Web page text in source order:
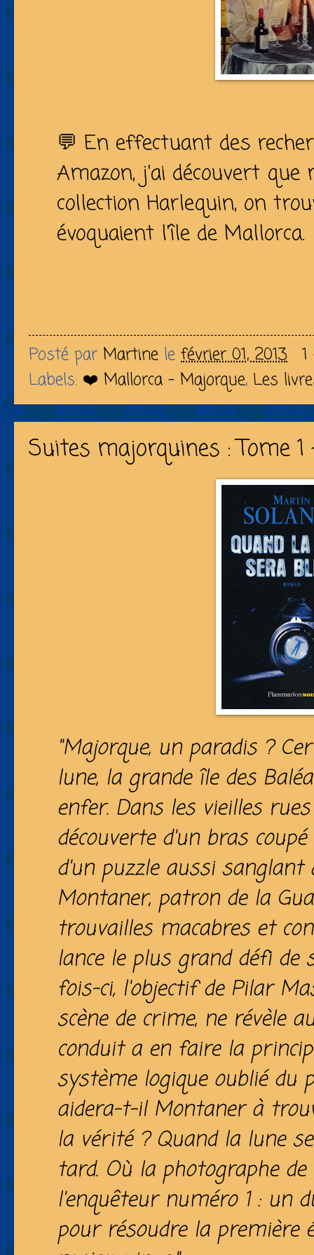
💬 En effectuant des
Amazon, j'ai découvert que
collection Harlequin, on
évoquaient l'île de Mallorca.
Posté par Martine le février 01, 2013
Labels: ❤️ Mallorca - Majorque, Les
Suites majorquines : Tome
"Majorque, un paradis ?
lune, la grande île des
enfer. Dans les vieilles
découverte d'un bras
d'un puzzle aussi sanglant
Montaner, patron de la
trouvailles macabres et
lance le plus grand défi de
fois-ci, l'objectif de Pilar
scène de crime, ne révèle
conduit a en faire la
système logique oublié du
aidera-t-il Montaner à
la vérité ? Quand la lune
tard. Où la photographe
l'enquêteur numéro 1 : un
pour résoudre la première